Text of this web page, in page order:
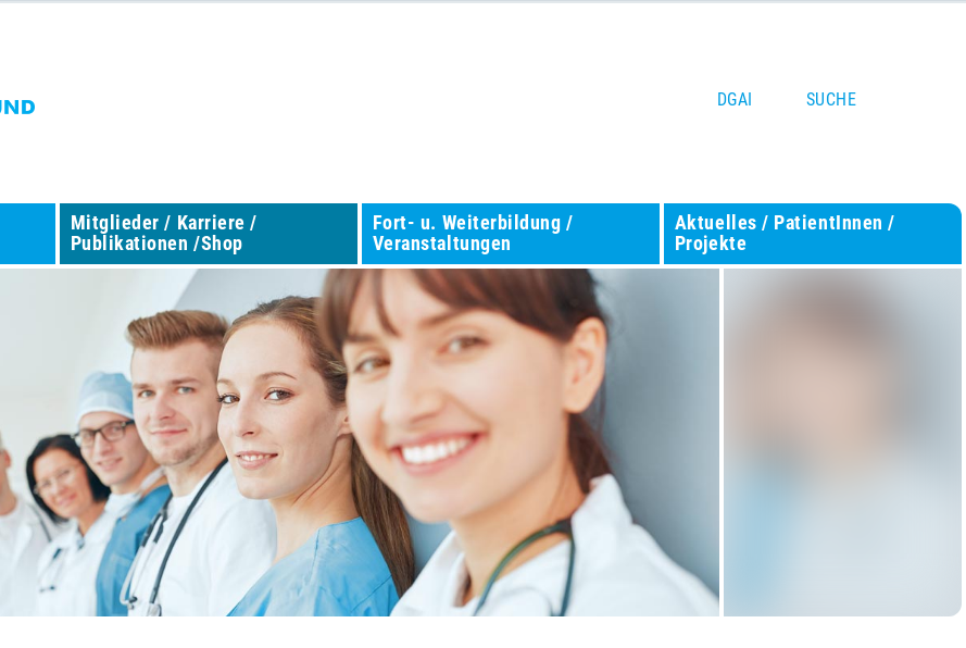
DGAI SUCHE
Mitglieder / Karriere /
Publikationen /Shop
Fort- u. Weiterbildung /
Veranstaltungen
Aktuelles / PatientInnen /
Projekte